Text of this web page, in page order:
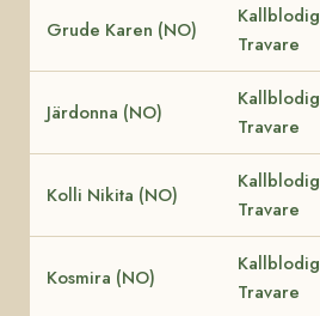
Grude Karen (NO)
Kallblodig
Travare
Järdonna (NO)
Kallblodig
Travare
Kolli Nikita (NO)
Kallblodig
Travare
Kosmira (NO)
Kallblodig
Travare